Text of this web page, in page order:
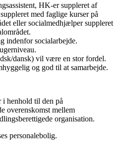
HK-er suppleret af
med faglige kurser på
eller socialmedhjælper suppleret
indenfor socialarbejde.
dansk) vil være en stor fordel.
og god til at samarbejde.
i henhold til den på
overenskomst mellem
organisation.
personalebolig.